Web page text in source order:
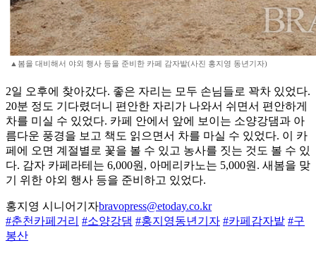
▲봄을 대비해서 야외 행사 등을 준비한 카페 감자밭(사진 홍지영 동년기자)
2일 오후에 찾아갔다. 좋은 자리는 모두 손님들로 꽉차 있었다.
20분 정도 기다렸더니 편안한 자리가 나와서 쉬면서 편안하게
차를 미실 수 있었다. 카페 안에서 앞에 보이는 소양강댐과 아
름다운 풍경을 보고 책도 읽으면서 차를 마실 수 있었다. 이 카
페에 오면 계절별로 꽃을 볼 수 있고 농사를 짓는 것도 볼 수 있
다. 감자 카페라테는 6,000원, 아메리카노는 5,000원. 새봄을 맞
기 위한 야외 행사 등을 준비하고 있었다.
홍지영 시니어기자bravopress@etoday.co.kr
#춘천카페거리 #소양강댐 #홍지영동년기자 #카페감자밭 #구
봉산